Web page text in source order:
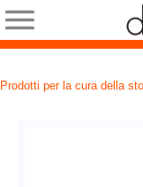
Prodotti per la cura della